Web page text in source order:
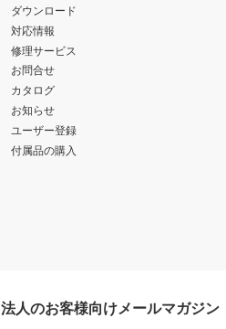
ダウンロード
対応情報
修理サービス
お問合せ
カタログ
お知らせ
ユーザー登録
付属品の購入
法人のお客様向けメールマガジン